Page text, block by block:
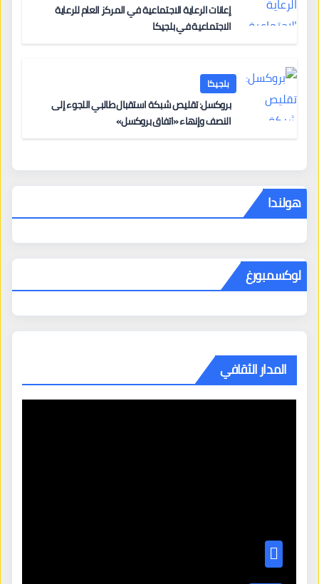
إعانات الرعاية الاجتماعية في المركز العام للرعاية
الاجتماعية في بلجيكا
بلجيكا
بروكسل: تقليص شبكة استقبال طالبي اللجوء إلى
النصف وإنهاء «اتفاق بروكسل»
هولندا
لوكسمبورغ
المدار الثقافي